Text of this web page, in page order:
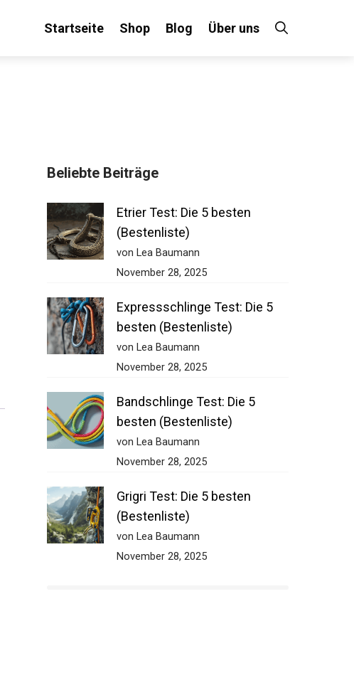
Startseite Shop Blog Über uns
Beliebte Beiträge
Etrier Test: Die 5 besten
(Bestenliste)
von Lea Baumann
November 28, 2025
Expressschlinge Test: Die 5
besten (Bestenliste)
von Lea Baumann
November 28, 2025
Bandschlinge Test: Die 5
besten (Bestenliste)
von Lea Baumann
November 28, 2025
Grigri Test: Die 5 besten
(Bestenliste)
von Lea Baumann
November 28, 2025